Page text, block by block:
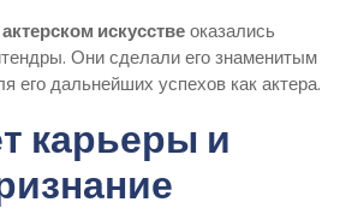
искусствеоказались
Они сделали его знаменитым
его дальнейших успехов как актера.
карьеры и